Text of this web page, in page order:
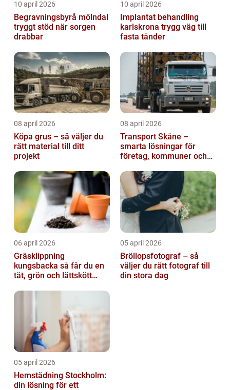
10 april 2026
Begravningsbyrå mölndal
tryggt stöd när sorgen
drabbar
10 april 2026
Implantat behandling
karlskrona trygg väg till
fasta tänder
08 april 2026
Köpa grus – så väljer du
rätt material till ditt
projekt
08 april 2026
Transport Skåne –
smarta lösningar för
företag, kommuner och
06 april 2026
Gräsklippning
kungsbacka så får du en
tät, grön och lättskött
05 april 2026
Bröllopsfotograf – så
väljer du rätt fotograf till
din stora dag
05 april 2026
Hemstädning Stockholm:
din lösning för ett